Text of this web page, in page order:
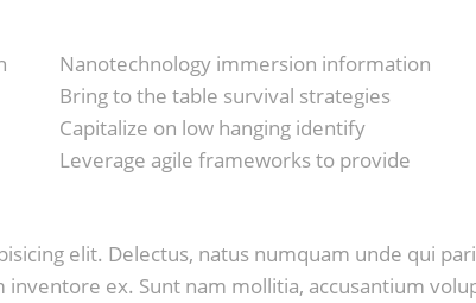
Nanotechnology immersion information
Bring to the table survival strategies
Capitalize on low hanging identify
Leverage agile frameworks to provide
elit. Delectus, natus numquam unde qui
ex. Sunt nam mollitia, accusantium